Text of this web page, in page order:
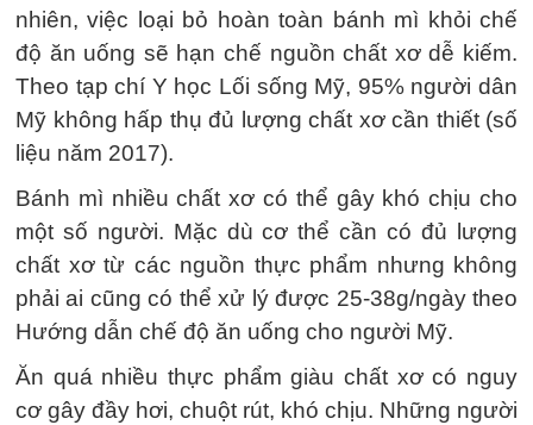
nhiên, việc loại bỏ hoàn toàn bánh mì khỏi chế
độ ăn uống sẽ hạn chế nguồn chất xơ dễ kiếm.
Theo tạp chí Y học Lối sống Mỹ, 95% người dân
Mỹ không hấp thụ đủ lượng chất xơ cần thiết (số
liệu năm 2017).
Bánh mì nhiều chất xơ có thể gây khó chịu cho
một số người. Mặc dù cơ thể cần có đủ lượng
chất xơ từ các nguồn thực phẩm nhưng không
phải ai cũng có thể xử lý được 25-38g/ngày theo
Hướng dẫn chế độ ăn uống cho người Mỹ.
Ăn quá nhiều thực phẩm giàu chất xơ có nguy
cơ gây đầy hơi, chuột rút, khó chịu. Những người